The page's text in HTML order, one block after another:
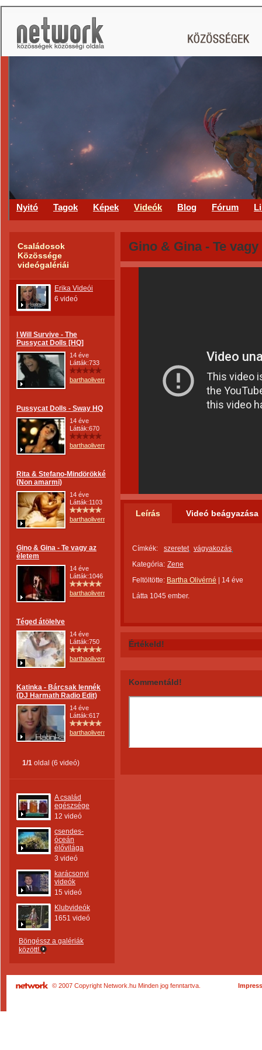
Nyitó Tagok Képek Videók Blog Fórum
Családosok
Közössége
videógalériái
Erika Videói
6 videó
I Will Survive - The
Pussycat Dolls [HQ]
14 éve
Látták:733
barthaoliverne
Pussycat Dolls - Sway HQ
14 éve
Látták:670
barthaoliverne
Rita & Stefano-Mindörökké
(Non amarmi)
14 éve
Látták:1103
barthaoliverne
Gino & Gina - Te vagy az
életem
14 éve
Látták:1046
barthaoliverne
Téged átölelve
14 éve
Látták:750
barthaoliverne
Katinka - Bárcsak lennék
(DJ Harmath Radio Edit)
14 éve
Látták:617
barthaoliverne
1/1 oldal (6 videó)
A család
egészsége
12 videó
csendes-
óceán
élővilága
3 videó
karácsonyi
videók
15 videó
Klubvideók
1651 videó
Böngéssz a galériák
között!
Gino & Gina - Te
Leírás Videó beágyazása
Címkék: szeretet vágyakozás
Kategória: Zene
Feltöltötte: Bartha Olivérné
14 éve
Látta 1045 ember.
Értékeld!
Kommentáld!
© 2007 Copyright Network.hu Minden jog fenntartva.